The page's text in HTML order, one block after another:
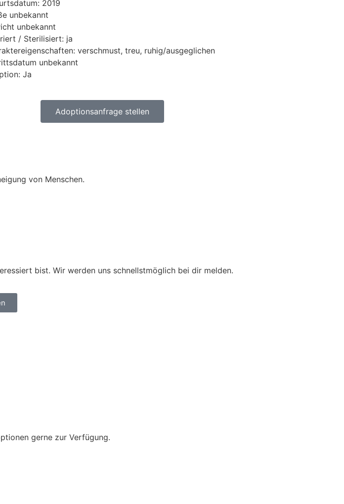
2019
unbekannt
unbekannt
/ Sterilisiert: ja
verschmust, treu, ruhig/ausgeglichen
unbekannt
Ja
Adoptionsanfrage stellen
von Menschen.
bist. Wir werden uns schnellstmöglich bei dir melden.
gerne zur Verfügung.